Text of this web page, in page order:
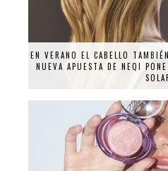
EN VERANO EL CABELLO
NUEVA APUESTA DE NEQI